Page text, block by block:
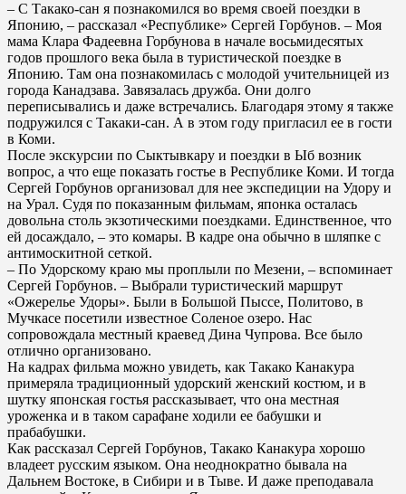
– С Такако-сан я познакомился во время своей поездки в
Японию, – рассказал «Республике» Сергей Горбунов. – Моя
мама Клара Фадеевна Горбунова в начале восьмидесятых
годов прошлого века была в туристической поездке в
Японию. Там она познакомилась с молодой учительницей из
города Канадзава. Завязалась дружба. Они долго
переписывались и даже встречались. Благодаря этому я также
подружился с Такаки-сан. А в этом году пригласил ее в гости
в Коми.
После экскурсии по Сыктывкару и поездки в Ыб возник
вопрос, а что еще показать гостье в Республике Коми. И тогда
Сергей Горбунов организовал для нее экспедиции на Удору и
на Урал. Судя по показанным фильмам, японка осталась
довольна столь экзотическими поездками. Единственное, что
ей досаждало, – это комары. В кадре она обычно в шляпке с
антимоскитной сеткой.
– По Удорскому краю мы проплыли по Мезени, – вспоминает
Сергей Горбунов. – Выбрали туристический маршрут
«Ожерелье Удоры». Были в Большой Пыссе, Политово, в
Мучкасе посетили известное Соленое озеро. Нас
сопровождала местный краевед Дина Чупрова. Все было
отлично организовано.
На кадрах фильма можно увидеть, как Такако Канакура
примеряла традиционный удорский женский костюм, и в
шутку японская гостья рассказывает, что она местная
уроженка и в таком сарафане ходили ее бабушки и
прабабушки.
Как рассказал Сергей Горбунов, Такако Канакура хорошо
владеет русским языком. Она неоднократно бывала на
Дальнем Востоке, в Сибири и в Тыве. И даже преподавала